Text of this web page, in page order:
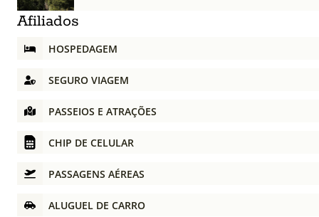
Afiliados
HOSPEDAGEM
SEGURO VIAGEM
PASSEIOS E ATRAÇÕES
CHIP DE CELULAR
PASSAGENS AÉREAS
ALUGUEL DE CARRO